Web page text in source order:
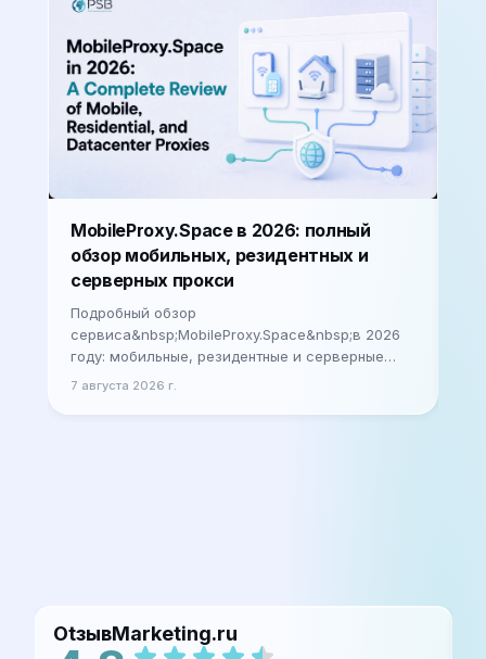
MobileProxy.Space в 2026: полный
обзор мобильных, резидентных и
серверных прокси
Подробный обзор
сервиса&nbsp;MobileProxy.Space&nbsp;в 2026
году: мобильные, резидентные и серверные
прокси, тарифы, настройка, реальные кейсы и
7 августа 2026 г.
OtзывMarketing.ru